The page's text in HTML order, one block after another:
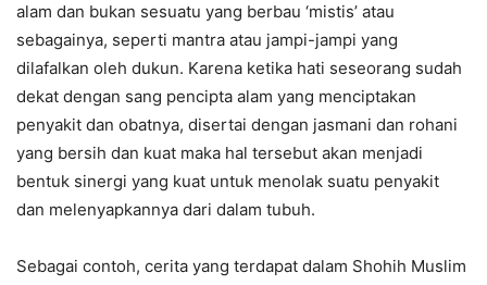
alam dan bukan sesuatu yang berbau ‘mistis’ atau
sebagainya, seperti mantra atau jampi-jampi yang
dilafalkan oleh dukun. Karena ketika hati seseorang sudah
dekat dengan sang pencipta alam yang menciptakan
penyakit dan obatnya, disertai dengan jasmani dan rohani
yang bersih dan kuat maka hal tersebut akan menjadi
bentuk sinergi yang kuat untuk menolak suatu penyakit
dan melenyapkannya dari dalam tubuh.
Sebagai contoh, cerita yang terdapat dalam Shohih Muslim